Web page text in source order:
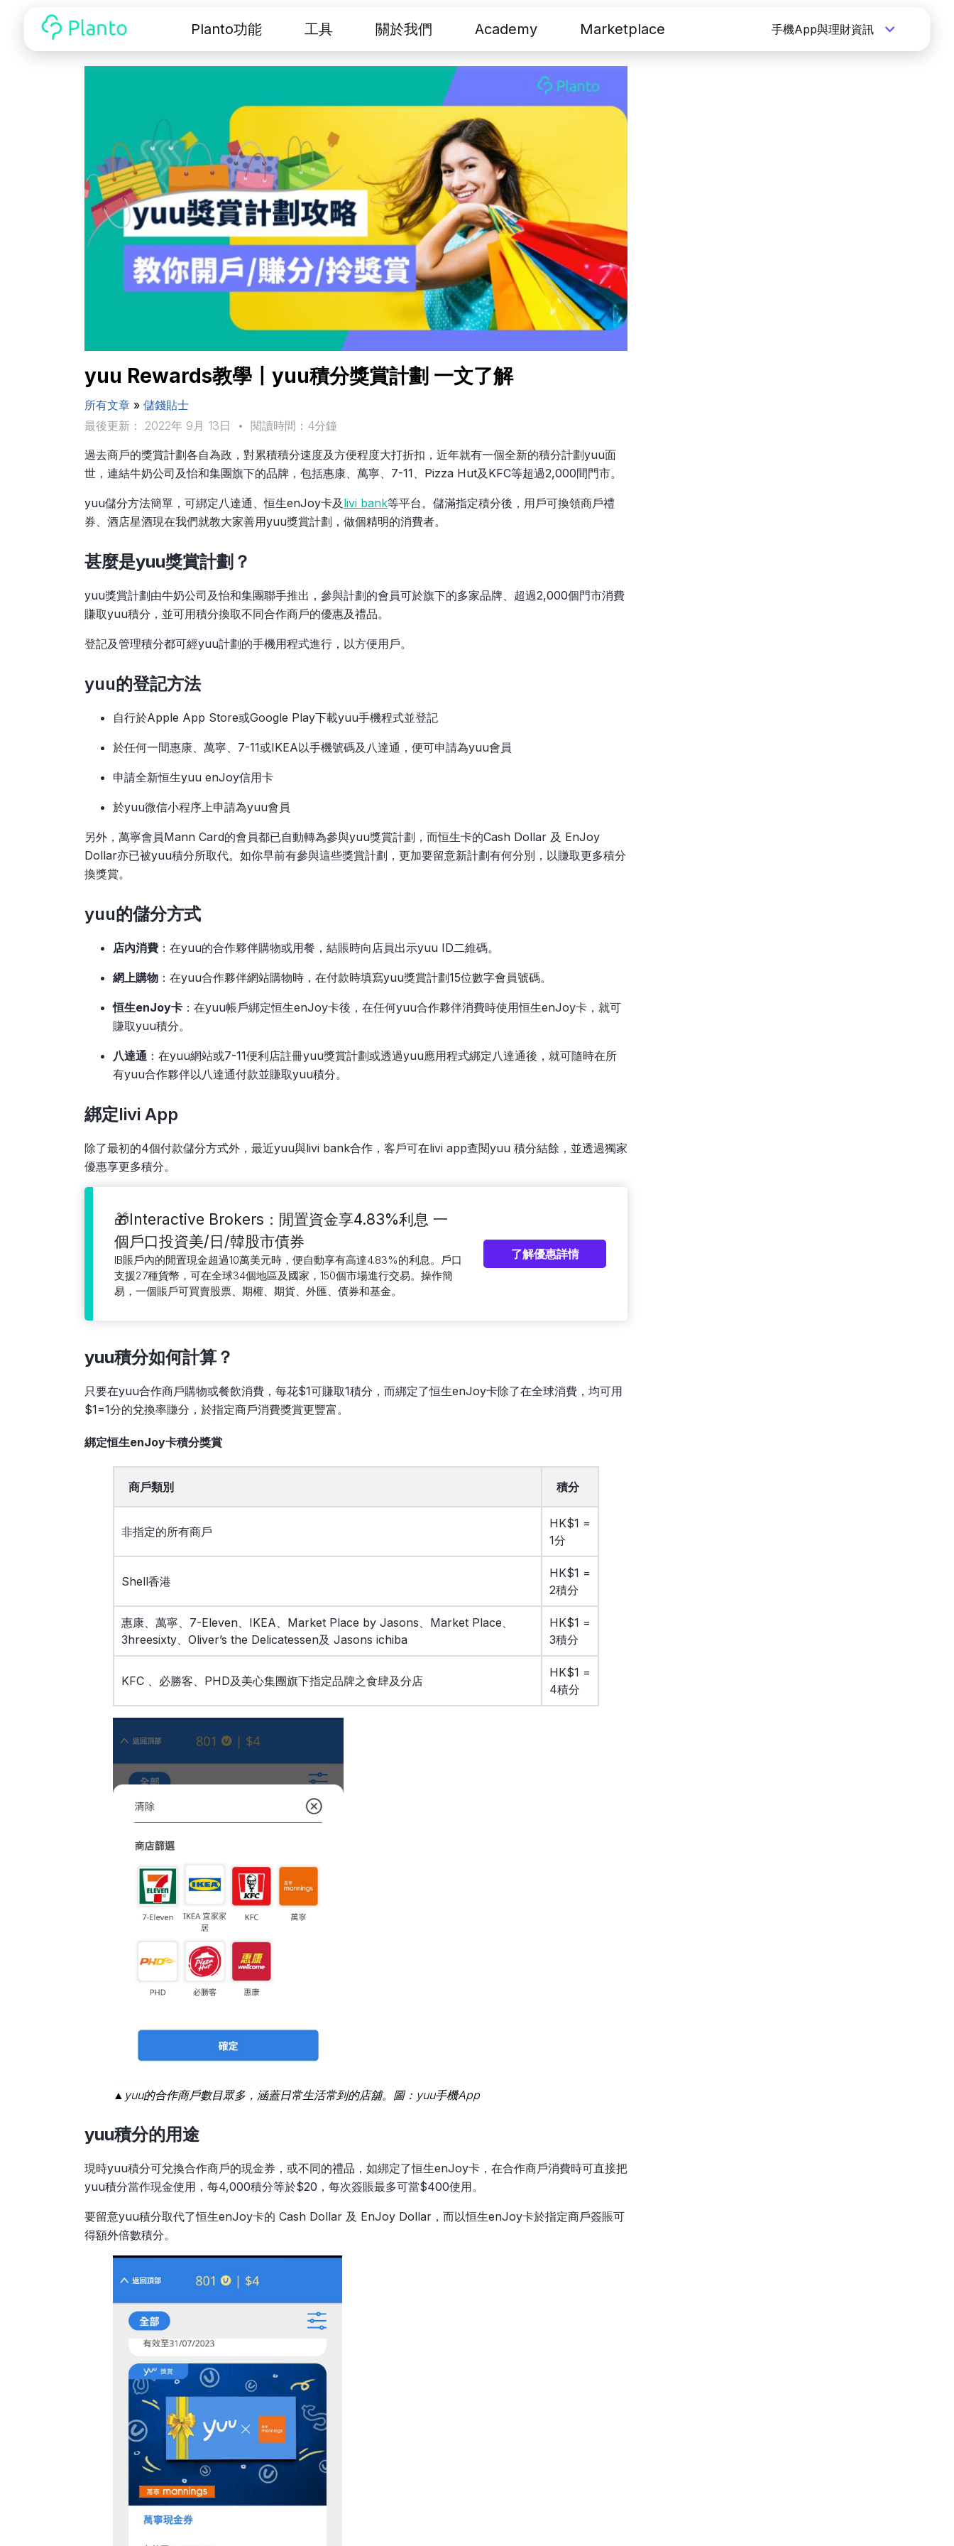
Planto功能 工具 關於我們 Academy Marketplace 手機App與理財資訊
yuu Rewards教學〡yuu積分獎賞計劃 一文了解
所有文章» 儲錢貼士
最後更新： 2022年 9月 13日
• 閱讀時間：4分鐘
過去商戶的獎賞計劃各自為政，對累積積分速度及方便程度大打折扣，近年就有一個全新的積分計劃yuu面
世，連結牛奶公司及怡和集團旗下的品牌，包括惠康、萬寧、7-11、Pizza Hut及KFC等超過2,000間門市。
yuu儲分方法簡單，可綁定八達通、恒生enJoy卡及 livi bank等平台。儲滿指定積分後，用戶可換領商戶禮
券、酒店星酒現在我們就教大家善用yuu獎賞計劃，做個精明的消費者。
甚麼是yuu獎賞計劃？
yuu獎賞計劃由牛奶公司及怡和集團聯手推出，參與計劃的會員可於旗下的多家品牌、超過2,000個門市消費
賺取yuu積分，並可用積分換取不同合作商戶的優惠及禮品。
登記及管理積分都可經yuu計劃的手機用程式進行，以方便用戶。
yuu的登記方法
自行於Apple App Store或Google Play下載yuu手機程式並登記
於任何一間惠康、萬寧、7-11或IKEA以手機號碼及八達通，便可申請為yuu會員
申請全新恒生yuu enJoy信用卡
於yuu微信小程序上申請為yuu會員
另外，萬寧會員Mann Card的會員都已自動轉為參與yuu獎賞計劃，而恒生卡的Cash Dollar 及 EnJoy
Dollar亦已被yuu積分所取代。如你早前有參與這些獎賞計劃，更加要留意新計劃有何分別，以賺取更多積分
換獎賞。
yuu的儲分方式
店內消費：在yuu的合作夥伴購物或用餐，結賬時向店員出示yuu ID二維碼。
網上購物：在yuu合作夥伴網站購物時，在付款時填寫yuu獎賞計劃15位數字會員號碼。
恒生enJoy卡：在yuu帳戶綁定恒生enJoy卡後，在任何yuu合作夥伴消費時使用恒生enJoy卡，就可
賺取yuu積分。
八達通：在yuu網站或7-11便利店註冊yuu獎賞計劃或透過yuu應用程式綁定八達通後，就可隨時在所
有yuu合作夥伴以八達通付款並賺取yuu積分。
綁定livi App
除了最初的4個付款儲分方式外，最近yuu與livi bank合作，客戶可在livi app查閱yuu 積分結餘，並透過獨家
優惠享更多積分。
🎁Interactive Brokers：閒置資金享4.83%利息 一
個戶口投資美/日/韓股市債券
IB賬戶內的閒置現金超過10萬美元時，便自動享有高達4.83%的利息。戶口
支援27種貨幣，可在全球34個地區及國家，150個市場進行交易。操作簡
易，一個賬戶可買賣股票、期權、期貨、外匯、債券和基金。
了解優惠詳情
yuu積分如何計算？
只要在yuu合作商戶購物或餐飲消費，每花$1可賺取1積分，而綁定了恒生enJoy卡除了在全球消費，均可用
$1=1分的兌換率賺分，於指定商戶消費獎賞更豐富。
綁定恒生enJoy卡積分獎賞
商戶類別 積分
非指定的所有商戶
HK$1 =
1分
Shell香港
HK$1 =
2積分
惠康、萬寧、7-Eleven、IKEA、Market Place by Jasons、Market Place、
3hreesixty、Oliver’s the Delicatessen及 Jasons ichiba
HK$1 =
3積分
KFC 、必勝客、PHD及美心集團旗下指定品牌之食肆及分店
HK$1 =
4積分
▲yuu的合作商戶數目眾多，涵蓋日常生活常到的店舖。圖：yuu手機App
yuu積分的用途
現時yuu積分可兌換合作商戶的現金券，或不同的禮品，如綁定了恒生enJoy卡，在合作商戶消費時可直接把
yuu積分當作現金使用，每4,000積分等於$20，每次簽賬最多可當$400使用。
要留意yuu積分取代了恒生enJoy卡的 Cash Dollar 及 EnJoy Dollar，而以恒生enJoy卡於指定商戶簽賬可
得額外倍數積分。